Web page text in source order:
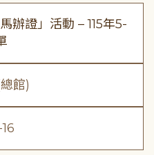
辦證」活動 – 115年5-
館)